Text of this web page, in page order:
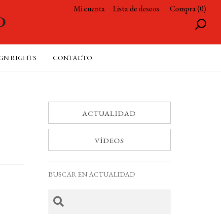
Mi cuenta Lista de deseos Compra (0)
RIGHTS CONTACTO
ACTUALIDAD
VÍDEOS
BUSCAR EN ACTUALIDAD